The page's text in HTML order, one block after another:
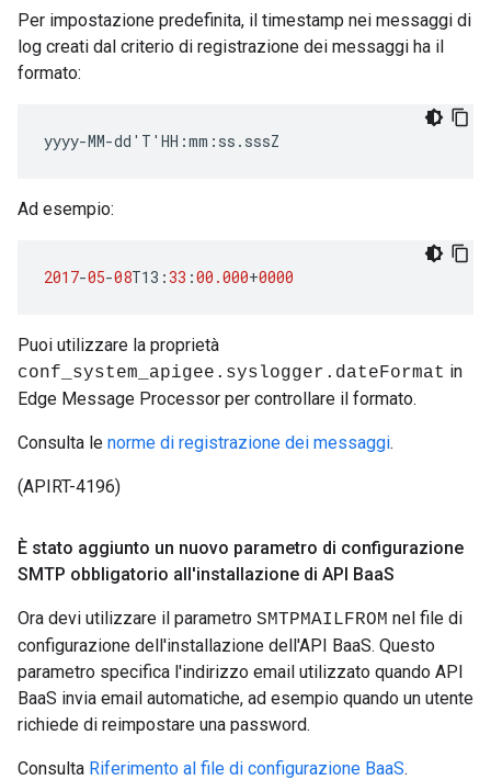
Per impostazione predefinita, il timestamp nei messaggi di
log creati dal criterio di registrazione dei messaggi ha il
formato:
yyyy-MM-dd'T'HH:mm:ss.sssZ
Ad esempio:
2017-05-08T13 :33 :00.000+0000
Puoi utilizzare la proprietà
conf_system_apigee.syslogger.dateFormat in
Edge Message Processor per controllare il formato.
Consulta le norme di registrazione dei messaggi.
(APIRT-4196)
È stato aggiunto un nuovo parametro di configurazione
SMTP obbligatorio all'installazione di API BaaS
Ora devi utilizzare il parametro SMTPMAILFROM nel file di
configurazione dell'installazione dell'API BaaS. Questo
parametro specifica l'indirizzo email utilizzato quando API
BaaS invia email automatiche, ad esempio quando un utente
richiede di reimpostare una password.
Consulta Riferimento al file di configurazione BaaS.